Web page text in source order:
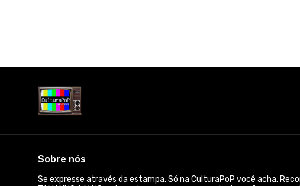
Sobre nós
Se expresse através da estampa. Só na CulturaPoP você acha.